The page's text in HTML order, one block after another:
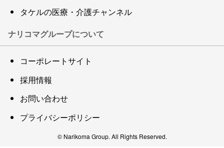
タケルの医療・介護チャンネル
ナリコマグループについて
コーポレートサイト
採用情報
お問い合わせ
プライバシーポリシー
© Narikoma Group. All Rights Reserved.